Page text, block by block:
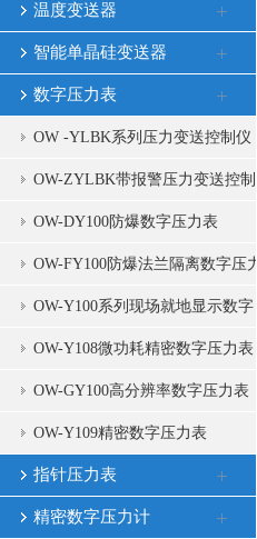
温度变送器
智能单晶硅变送器
数字压力表
OW -YLBK系列压力变送控制仪
(压力开关)
OW-ZYLBK带报警压力变送控制
开关
OW-DY100防爆数字压力表
OW-FY100防爆法兰隔离数字压力
表
OW-Y100系列现场就地显示数字
压力显示仪
OW-Y108微功耗精密数字压力表
OW-GY100高分辨率数字压力表
OW-Y109精密数字压力表
指针压力表
精密数字压力计